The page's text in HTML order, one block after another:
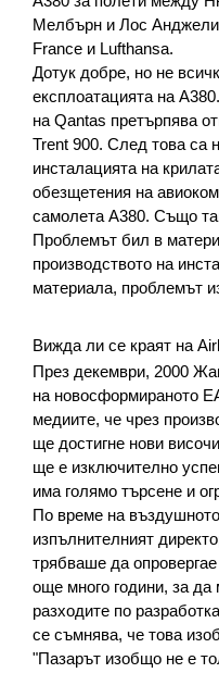
Мелбърн и Лос
France и Lufthansa.
Дотук добре, но не
експлоатацията на
на Qantas претърпява
Trent 900. След това са
инсталацията на
обезщетения на
самолета A380. Също
Проблемът бил в
производството на
материала, проблемът
Вижда ли се краят на
През декември, 2000
на новосформираното
медиите, че чрез
ще достигне нови
ще е изключително
има голямо търсене и
По време на
изпълнителният
трябваше да
още много години, за
разходите по
се съмнява, че това
"Пазарът изобщо не е